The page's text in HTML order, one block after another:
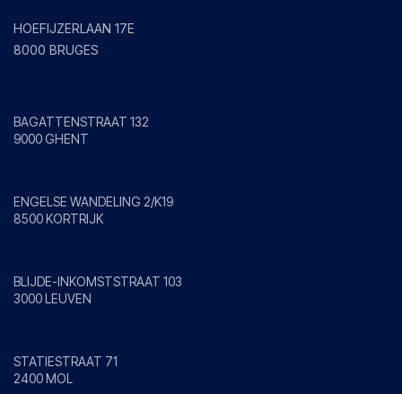
HOEFIJZERLAAN 17E
8000 BRUGES
BAGATTENSTRAAT 132
9000 GHENT
ENGELSE WANDELING 2/K19
8500 KORTRIJK
BLIJDE-INKOMSTSTRAAT 103
3000 LEUVEN
STATIESTRAAT 71
2400 MOL